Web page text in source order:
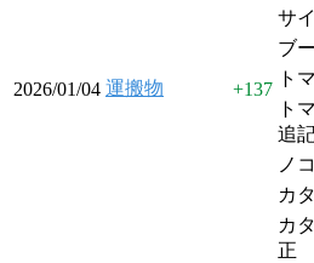
2026/01/04 運搬物 +137
サ
ブ
ト
ト
追
ノ
カ
カ
正